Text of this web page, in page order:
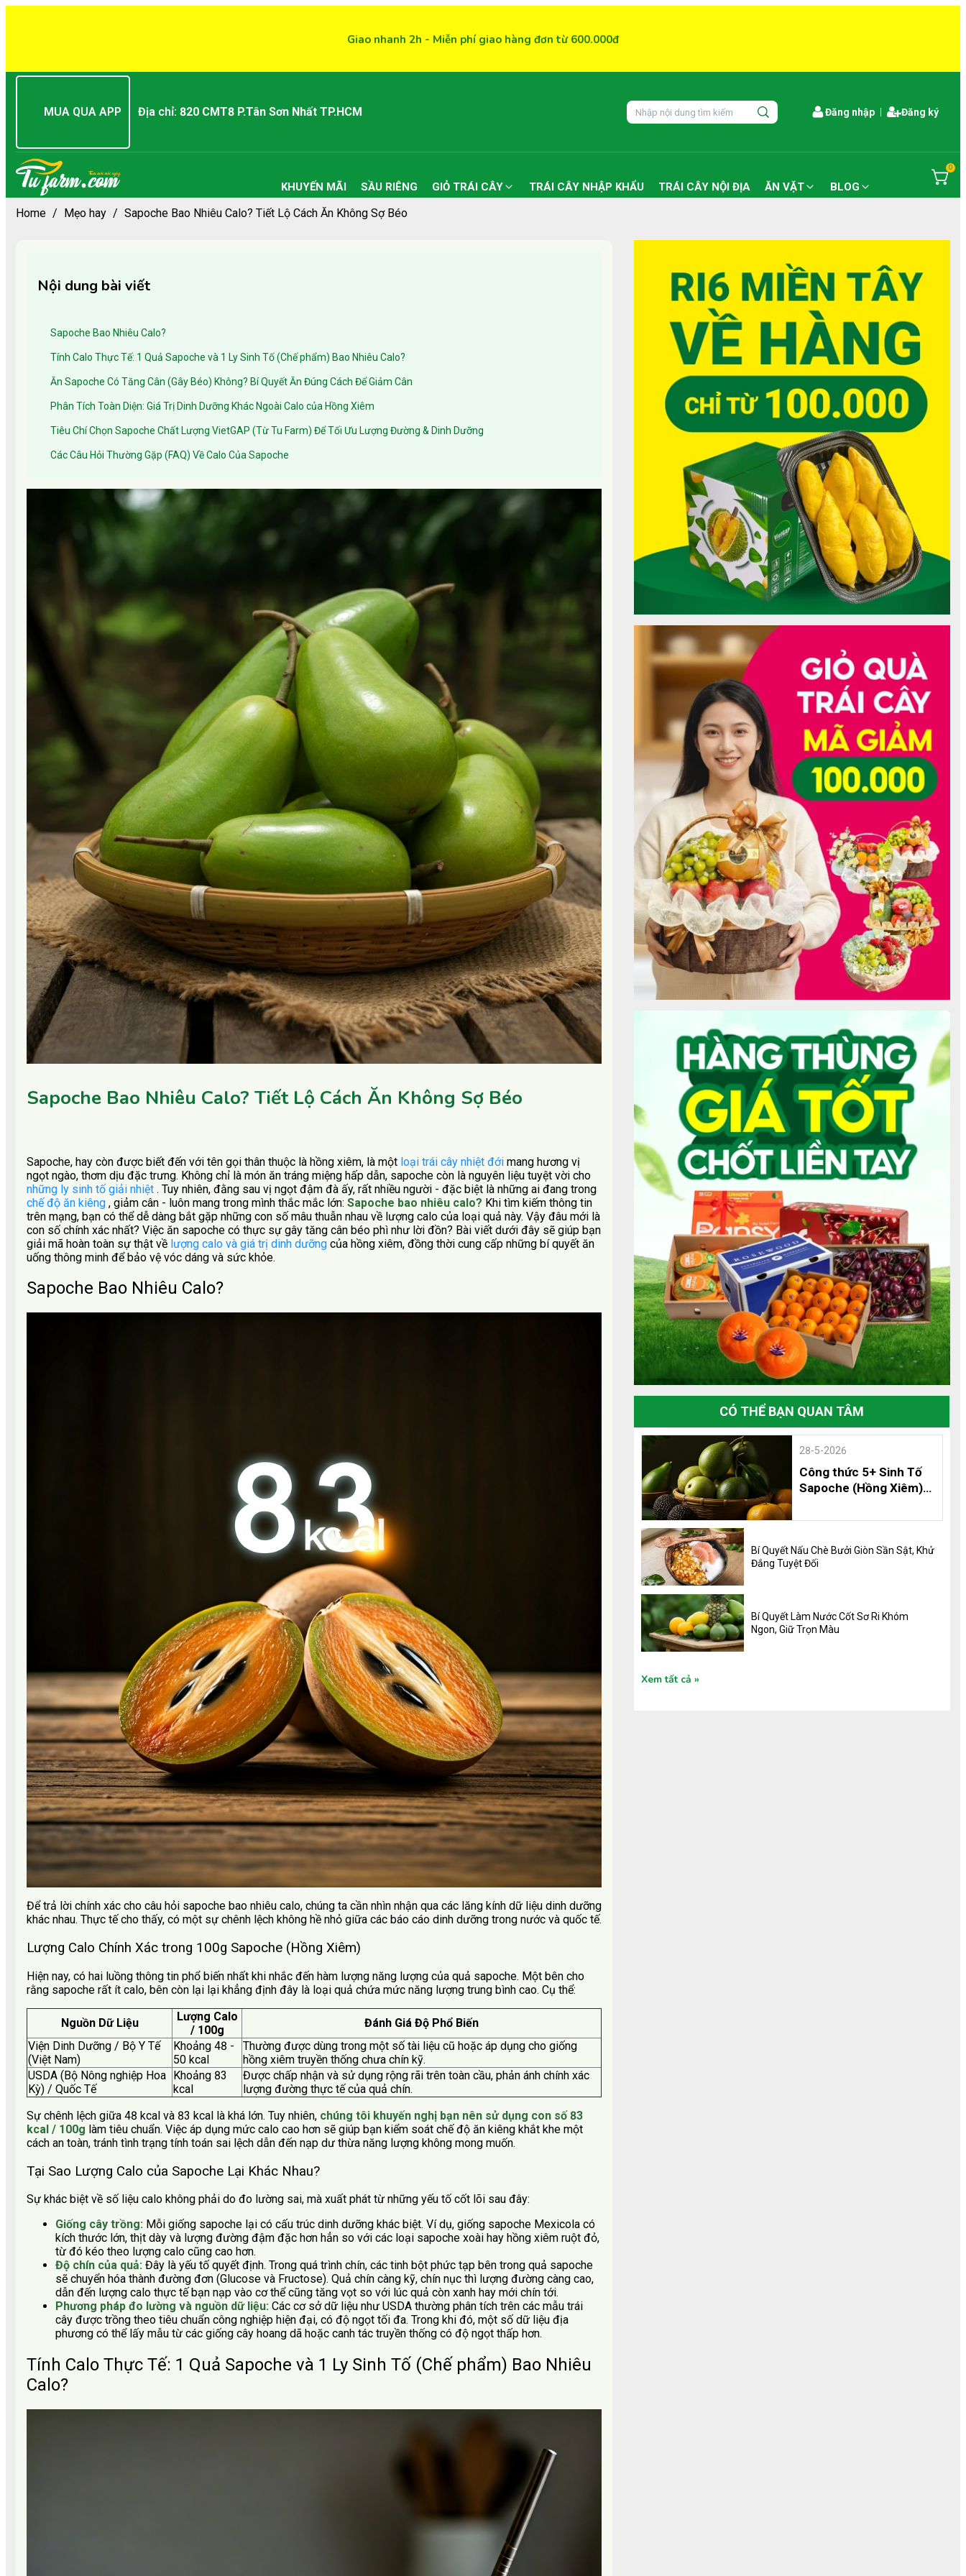
Giao nhanh 2h - Miễn phí giao hàng đơn từ 600.000đ
MUA QUA APP Địa chỉ: 820 CMT8 P.Tân Sơn Nhất TP.HCM Đăng nhập Đăng ký
KHUYẾN MÃI SẦU RIÊNG GIỎ TRÁI CÂY TRÁI CÂY NHẬP KHẨU TRÁI CÂY NỘI ĐỊA ĂN VẶT BLOG
0
Home / Mẹo hay / Sapoche Bao Nhiêu Calo? Tiết Lộ Cách Ăn Không Sợ Béo
CÓ THỂ BẠN QUAN TÂM
28-5-2026
Công thức 5+ Sinh Tố
Sapoche (Hồng Xiêm)
và 8 Lợi Ích Không Thể
Bí Quyết Nấu Chè Bưởi Giòn Sần Sật, Khử
Đắng Tuyệt Đối
Bí Quyết Làm Nước Cốt Sơ Ri Khóm
Ngon, Giữ Trọn Màu
Xem tất cả
Nội dung bài viết
Sapoche Bao Nhiêu Calo?
Tính Calo Thực Tế: 1 Quả Sapoche và 1 Ly Sinh Tố (Chế phẩm) Bao Nhiêu Calo?
Ăn Sapoche Có Tăng Cân (Gây Béo) Không? Bí Quyết Ăn Đúng Cách Để Giảm Cân
Phân Tích Toàn Diện: Giá Trị Dinh Dưỡng Khác Ngoài Calo của Hồng Xiêm
Tiêu Chí Chọn Sapoche Chất Lượng VietGAP (Từ Tu Farm) Để Tối Ưu Lượng Đường & Dinh Dưỡng
Các Câu Hỏi Thường Gặp (FAQ) Về Calo Của Sapoche
Sapoche, hay còn được biết đến với tên gọi thân thuộc là hồng xiêm, là một loại trái cây nhiệt đới mang hương vị
ngọt ngào, thơm dịu đặc trưng. Không chỉ là món ăn tráng miệng hấp dẫn, sapoche còn là nguyên liệu tuyệt vời cho
những ly sinh tố giải nhiệt . Tuy nhiên, đằng sau vị ngọt đậm đà ấy, rất nhiều người - đặc biệt là những ai đang trong
chế độ ăn kiêng , giảm cân - luôn mang trong mình thắc mắc lớn: Sapoche bao nhiêu calo? Khi tìm kiếm thông tin
trên mạng, bạn có thể dễ dàng bắt gặp những con số mâu thuẫn nhau về lượng calo của loại quả này. Vậy đâu mới là
con số chính xác nhất? Việc ăn sapoche có thực sự gây tăng cân béo phì như lời đồn? Bài viết dưới đây sẽ giúp bạn
giải mã hoàn toàn sự thật về lượng calo và giá trị dinh dưỡng của hồng xiêm, đồng thời cung cấp những bí quyết ăn
uống thông minh để bảo vệ vóc dáng và sức khỏe.
Sapoche Bao Nhiêu Calo?
Để trả lời chính xác cho câu hỏi sapoche bao nhiêu calo, chúng ta cần nhìn nhận qua các lăng kính dữ liệu dinh dưỡng
khác nhau. Thực tế cho thấy, có một sự chênh lệch không hề nhỏ giữa các báo cáo dinh dưỡng trong nước và quốc tế.
Lượng Calo Chính Xác trong 100g Sapoche (Hồng Xiêm)
Hiện nay, có hai luồng thông tin phổ biến nhất khi nhắc đến hàm lượng năng lượng của quả sapoche. Một bên cho
rằng sapoche rất ít calo, bên còn lại lại khẳng định đây là loại quả chứa mức năng lượng trung bình cao. Cụ thể:
Nguồn Dữ Liệu
Lượng Calo
/ 100g
Đánh Giá Độ Phổ Biến
Viện Dinh Dưỡng / Bộ Y Tế
(Việt Nam)
Khoảng 48 -
50 kcal
Thường được dùng trong một số tài liệu cũ hoặc áp dụng cho giống
hồng xiêm truyền thống chưa chín kỹ.
USDA (Bộ Nông nghiệp Hoa
Kỳ) / Quốc Tế
Khoảng 83
kcal
Được chấp nhận và sử dụng rộng rãi trên toàn cầu, phản ánh chính xác
lượng đường thực tế của quả chín.
Sự chênh lệch giữa 48 kcal và 83 kcal là khá lớn. Tuy nhiên, chúng tôi khuyến nghị bạn nên sử dụng con số 83
kcal / 100g làm tiêu chuẩn. Việc áp dụng mức calo cao hơn sẽ giúp bạn kiểm soát chế độ ăn kiêng khắt khe một
cách an toàn, tránh tình trạng tính toán sai lệch dẫn đến nạp dư thừa năng lượng không mong muốn.
Tại Sao Lượng Calo của Sapoche Lại Khác Nhau?
Sự khác biệt về số liệu calo không phải do đo lường sai, mà xuất phát từ những yếu tố cốt lõi sau đây:
Giống cây trồng: Mỗi giống sapoche lại có cấu trúc dinh dưỡng khác biệt. Ví dụ, giống sapoche Mexicola có
kích thước lớn, thịt dày và lượng đường đậm đặc hơn hẳn so với các loại sapoche xoài hay hồng xiêm ruột đỏ,
từ đó kéo theo lượng calo cũng cao hơn.
Độ chín của quả: Đây là yếu tố quyết định. Trong quá trình chín, các tinh bột phức tạp bên trong quả sapoche
sẽ chuyển hóa thành đường đơn (Glucose và Fructose). Quả chín càng kỹ, chín nục thì lượng đường càng cao,
dẫn đến lượng calo thực tế bạn nạp vào cơ thể cũng tăng vọt so với lúc quả còn xanh hay mới chín tới.
Phương pháp đo lường và nguồn dữ liệu: Các cơ sở dữ liệu như USDA thường phân tích trên các mẫu trái
cây được trồng theo tiêu chuẩn công nghiệp hiện đại, có độ ngọt tối đa. Trong khi đó, một số dữ liệu địa
phương có thể lấy mẫu từ các giống cây hoang dã hoặc canh tác truyền thống có độ ngọt thấp hơn.
Tính Calo Thực Tế: 1 Quả Sapoche và 1 Ly Sinh Tố (Chế phẩm) Bao Nhiêu
Calo?
Sapoche Bao Nhiêu Calo? Tiết Lộ Cách Ăn Không Sợ Béo